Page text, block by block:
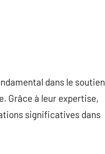
dans le soutien
Grâce à leur expertise,
significatives dans